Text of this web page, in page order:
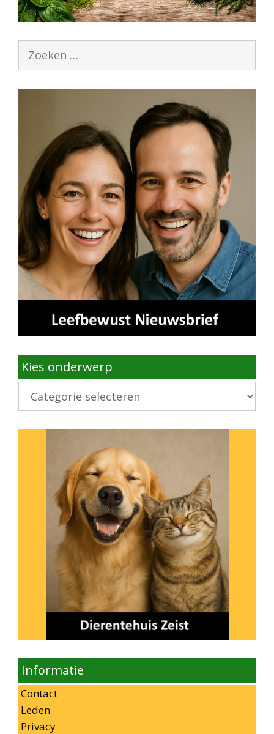
Zoek
Kies onderwerp
Kies
onderwerp
Informatie
Contact
Leden
Privacy